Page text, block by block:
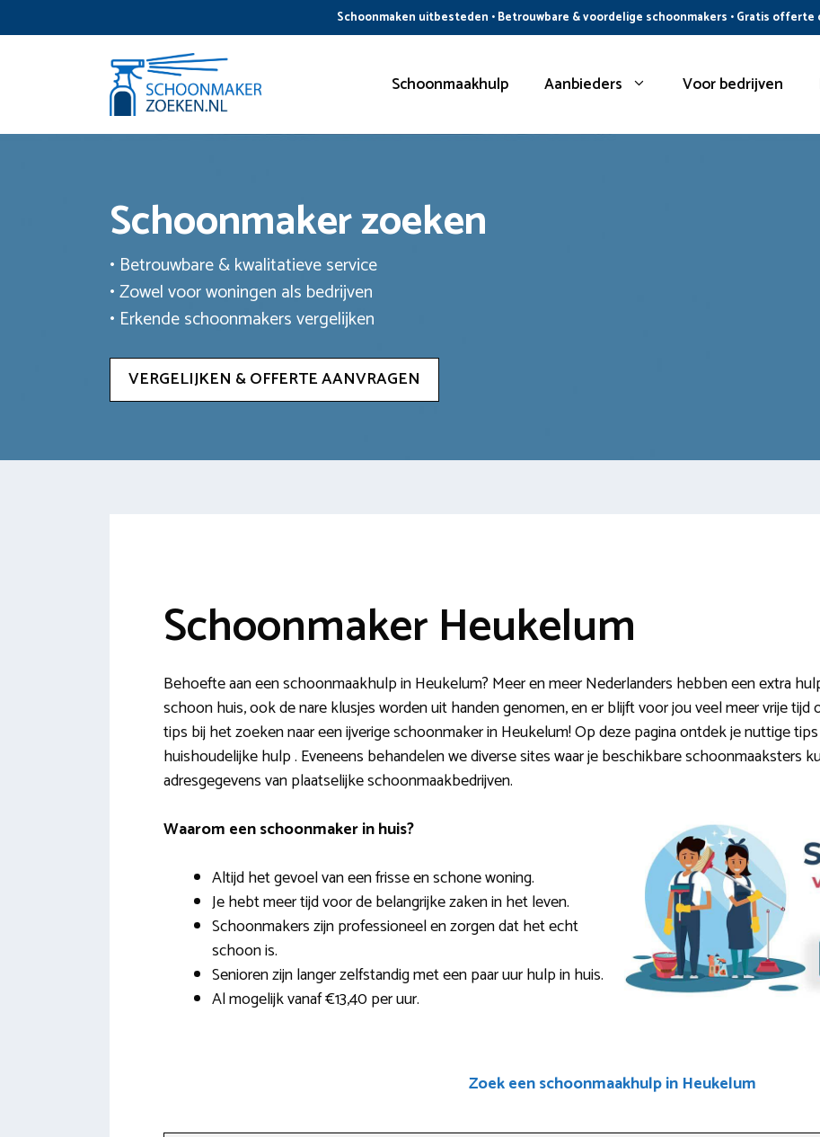
naar
Schoonmaken uitbesteden • Betrouwbare & voordelige schoonmakers • Gratis offerte
Schoonmaakhulp Aanbieders Voor bedrijven
Schoonmaker zoeken
• Betrouwbare & kwalitatieve service
• Zowel voor woningen als bedrijven
• Erkende schoonmakers vergelijken
VERGELIJKEN & OFFERTE AANVRAGEN
Schoonmaker Heukelum
Behoefte aan een schoonmaakhulp in Heukelum? Meer en meer Nederlanders hebben een extra
schoon huis, ook de nare klusjes worden uit handen genomen, en er blijft voor jou veel meer vrije tijd
tips bij het zoeken naar een ijverige schoonmaker in Heukelum! Op deze pagina ontdek je nuttige
huishoudelijke hulp . Eveneens behandelen we diverse sites waar je beschikbare schoonmaaksters
adresgegevens van plaatselijke schoonmaakbedrijven.
Waarom een schoonmaker in huis?
Altijd het gevoel van een frisse en schone woning.
Je hebt meer tijd voor de belangrijke zaken in het leven.
Schoonmakers zijn professioneel en zorgen dat het echt
schoon is.
Senioren zijn langer zelfstandig met een paar uur hulp in huis.
Al mogelijk vanaf €13,40 per uur.
Zoek een schoonmaakhulp in Heukelum